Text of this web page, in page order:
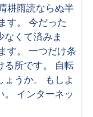
耕雨読ならぬ半
す。 今だった
なくて済みま
す。 一つだけ条
る所です。 自転
ょうか。 もしよ
。 インターネッ